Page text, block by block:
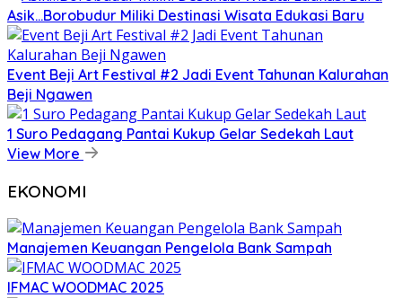
Asik…Borobudur Miliki Destinasi Wisata Edukasi Baru
Event Beji Art Festival #2 Jadi Event Tahunan Kalurahan
Beji Ngawen
1 Suro Pedagang Pantai Kukup Gelar Sedekah Laut
View More
EKONOMI
Manajemen Keuangan Pengelola Bank Sampah
IFMAC WOODMAC 2025